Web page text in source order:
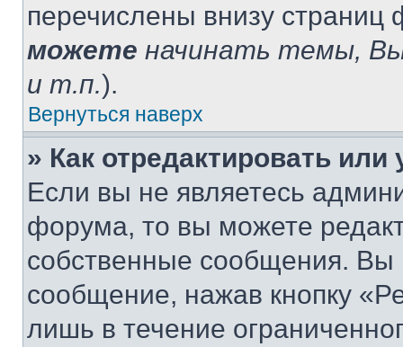
перечислены внизу
можете начинать темы,
и т.п.).
Вернуться наверх
» Как отредактировать
Если вы не являетесь
форума, то вы можете
собственные сообщения. Вы
сообщение, нажав кнопку
лишь в течение